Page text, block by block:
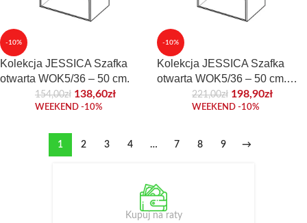
-10%
Kolekcja JESSICA Szafka
otwarta WOK5/36 – 50 cm.
154,00zł 138,60zł
WEEKEND -10%
-10%
Kolekcja JESSICA Szafka
otwarta WOK5/36 – 50 cm.
Front akrylowy.
221,00zł 198,90zł
WEEKEND -10%
1 2 3 4 … 7 8 9 →
Kupuj na raty